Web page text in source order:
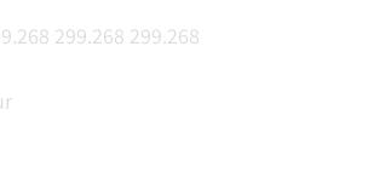
299.268 299.268